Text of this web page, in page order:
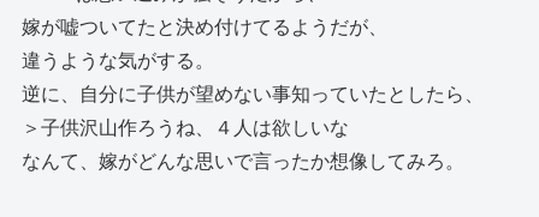
嫁が嘘ついてたと決め付けてるようだが、
違うような気がする。
逆に、自分に子供が望めない事知っていたとしたら、
＞子供沢山作ろうね、４人は欲しいな
なんて、嫁がどんな思いで言ったか想像してみろ。